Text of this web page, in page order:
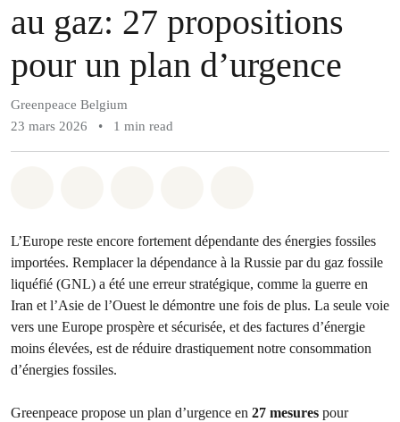
au gaz: 27 propositions
pour un plan d’urgence
Greenpeace Belgium
23 mars 2026
• 1 min read
L’Europe reste encore fortement dépendante des énergies fossiles
importées. Remplacer la dépendance à la Russie par du gaz fossile
liquéfié (GNL) a été une erreur stratégique, comme la guerre en
Iran et l’Asie de l’Ouest le démontre une fois de plus. La seule voie
vers une Europe prospère et sécurisée, et des factures d’énergie
moins élevées, est de réduire drastiquement notre consommation
d’énergies fossiles.
Greenpeace propose un plan d’urgence en 27 mesures pour